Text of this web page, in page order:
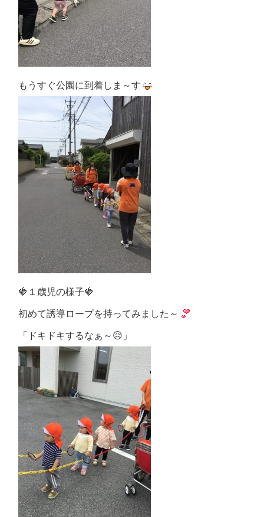
もうすぐ公園に到着しま～す
🍓１歳児の様子🍓
初めて誘導ロープを持ってみました～
「ドキドキするなぁ～😥」